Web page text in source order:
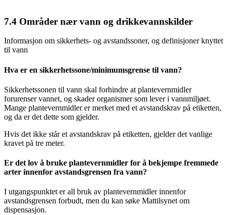
7.4 Områder nær vann og drikkevannskilder
Informasjon om sikkerhets- og avstandssoner, og definisjoner knyttet
til vann
Hva er en sikkerhetssone/minimumsgrense til vann?
Sikkerhetssonen til vann skal forhindre at plantevernmidler
forurenser vannet, og skader organismer som lever i vannmiljøet.
Mange plantevernmidler er merket med et avstandskrav på etiketten,
og da er det dette som gjelder.
Hvis det ikke står et avstandskrav på etiketten, gjelder det vanlige
kravet på tre meter.
Er det lov å bruke plantevernmidler for å bekjempe fremmede
arter innenfor avstandsgrensen fra vann?
I utgangspunktet er all bruk av plantevernmidler innenfor
avstandsgrensen forbudt, men du kan søke Mattilsynet om
dispensasjon.